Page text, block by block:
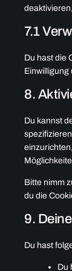
7.1
Du hast die
Einwilligung
8.
Du kannst
Bitte nimm
du die
9.
Du hast
Du